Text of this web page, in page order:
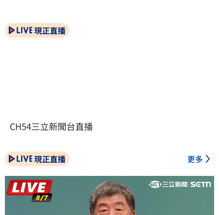
現正直播
CH54三立新聞台直播
現正直播 更多